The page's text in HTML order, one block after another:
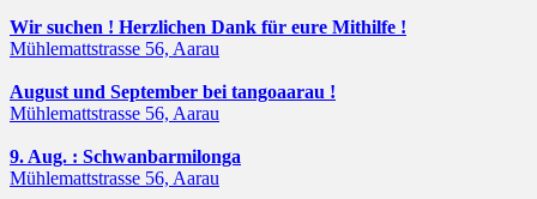
Wir suchen ! Herzlichen Dank für eure Mithilfe !
Mühlemattstrasse 56, Aarau
August und September bei tangoaarau !
Mühlemattstrasse 56, Aarau
9. Aug. : Schwanbarmilonga
Mühlemattstrasse 56, Aarau